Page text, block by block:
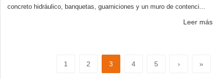
concreto hidráulico, banquetas, guarniciones y un muro de contenci...
Leer más
1 2 3 4 5 › »